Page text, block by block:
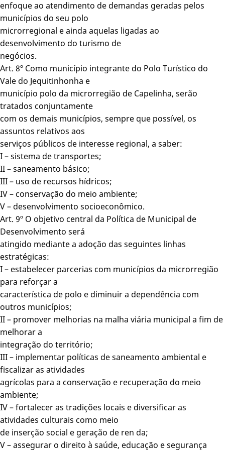
enfoque ao atendimento de demandas geradas pelos
municípios do seu polo
microrregional e ainda aquelas ligadas ao
desenvolvimento do turismo de
negócios.
Art. 8º Como município integrante do Polo Turístico do
Vale do Jequitinhonha e
município polo da microrregião de Capelinha, serão
tratados conjuntamente
com os demais municípios, sempre que possível, os
assuntos relativos aos
serviços públicos de interesse regional, a saber:
I – sistema de transportes;
II – saneamento básico;
III – uso de recursos hídricos;
IV – conservação do meio ambiente;
V – desenvolvimento socioeconômico.
Art. 9º O objetivo central da Política de Municipal de
Desenvolvimento será
atingido mediante a adoção das seguintes linhas
estratégicas:
I – estabelecer parcerias com municípios da microrregião
para reforçar a
característica de polo e diminuir a dependência com
outros municípios;
II – promover melhorias na malha viária municipal a fim de
melhorar a
integração do território;
III – implementar políticas de saneamento ambiental e
fiscalizar as atividades
agrícolas para a conservação e recuperação do meio
ambiente;
IV – fortalecer as tradições locais e diversificar as
atividades culturais como meio
de inserção social e geração de ren da;
V – assegurar o direito à saúde, educação e segurança